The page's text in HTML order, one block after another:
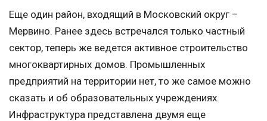
Еще один район, входящий в Московский округ –
Мервино. Ранее здесь встречался только частный
сектор, теперь же ведется активное строительство
многоквартирных домов. Промышленных
предприятий на территории нет, то же самое можно
сказать и об образовательных учреждениях.
Инфраструктура представлена двумя еще